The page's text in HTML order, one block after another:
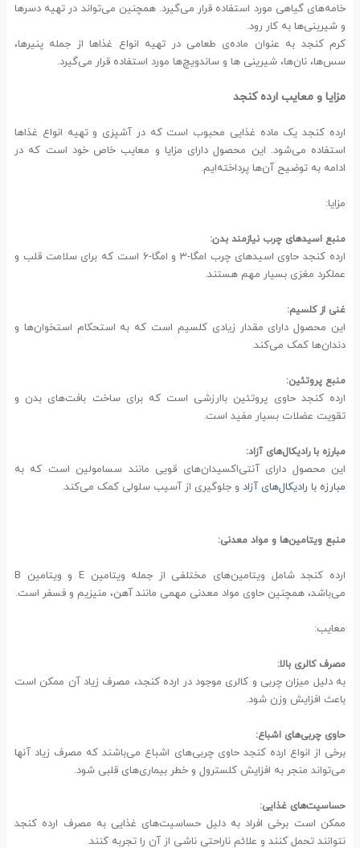
خامه‌های گیاهی مورد استفاده قرار می‌گیرد. همچنین می‌تواند در تهیه دسرها
و شیرینی‌ها به کار رود.
کرم کنجد به عنوان ماده‌ی طعامی در تهیه انواع غذاها از جمله پنیرها،
سس‌ها، نان‌ها، شیرینی ها و ساندویچ‌ها مورد استفاده قرار می‌گیرد.
مزایا و معایب ارده کنجد
ارده کنجد یک ماده غذایی محبوب است که در آشپزی و تهیه انواع غذاها
استفاده می‌شود. این محصول دارای مزایا و معایب خاص خود است که در
ادامه به توضیح آن‌ها پرداخته‌ایم.
مزایا:
منبع اسیدهای چرب نیازمند بدن:
ارده کنجد حاوی اسیدهای چرب امگا-3 و امگا-6 است که برای سلامت قلب و
عملکرد مغزی بسیار مهم هستند.
غنی از کلسیم:
این محصول دارای مقدار زیادی کلسیم است که به استحکام استخوان‌ها و
دندان‌ها کمک می‌کند.
منبع پروتئین:
ارده کنجد حاوی پروتئین باارزشی است که برای ساخت بافت‌های بدن و
تقویت عضلات بسیار مفید است.
مبارزه با رادیکال‌های آزاد:
این محصول دارای آنتی‌اکسیدان‌های قویی مانند سسامولین است که به
مبارزه با رادیکال‌های آزاد و جلوگیری از آسیب سلولی کمک می‌کند.
منبع ویتامین‌ها و مواد معدنی:
ارده کنجد شامل ویتامین‌های مختلفی از جمله ویتامین E و ویتامین B
می‌باشد، همچنین حاوی مواد معدنی مهمی مانند آهن، منیزیم و فسفر است.
معایب:
مصرف کالری بالا:
به دلیل میزان چربی و کالری موجود در ارده کنجد، مصرف زیاد آن ممکن است
باعث افزایش وزن شود.
حاوی چربی‌های اشباع:
برخی از انواع ارده کنجد حاوی چربی‌های اشباع می‌باشند که مصرف زیاد آنها
می‌تواند منجر به افزایش کلسترول و خطر بیماری‌های قلبی شود.
حساسیت‌های غذایی:
ممکن است برخی افراد به دلیل حساسیت‌های غذایی به مصرف ارده کنجد
نتوانند تحمل کنند و علائم ناراحتی ناشی از آن را تجربه کنند.